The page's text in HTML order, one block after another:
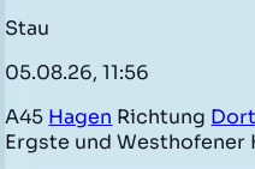
Stau
05.08.26, 11:56
A45 Hagen Richtung
Ergste und Westhofener